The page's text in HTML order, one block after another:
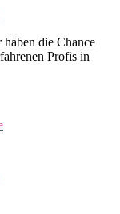
die Chance
Profis in